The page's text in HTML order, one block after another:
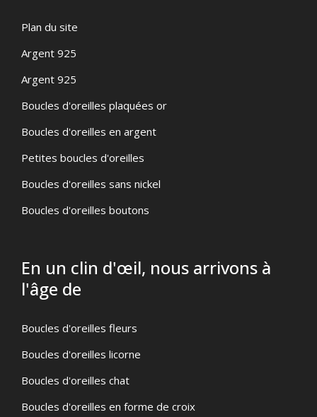
Plan du site
Argent 925
Argent 925
Boucles d'oreilles plaquées or
Boucles d'oreilles en argent
Petites boucles d'oreilles
Boucles d'oreilles sans nickel
Boucles d'oreilles boutons
En un clin d'œil, nous arrivons à
l'âge de
Boucles d'oreilles fleurs
Boucles d'oreilles licorne
Boucles d'oreilles chat
Boucles d'oreilles en forme de croix